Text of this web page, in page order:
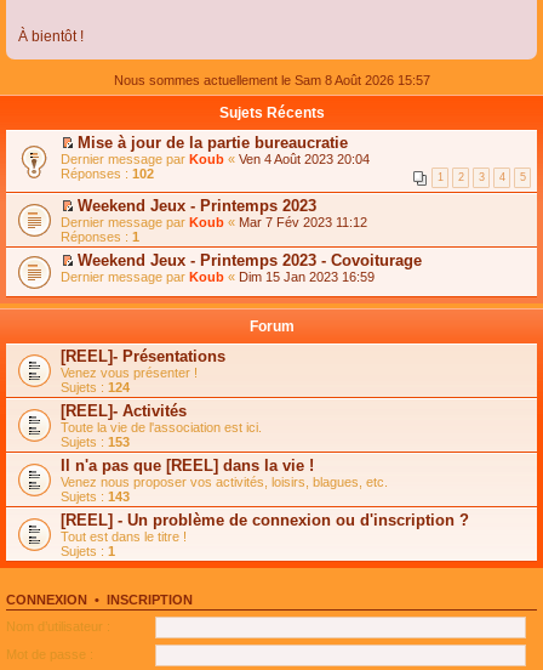
À bientôt !
Nous sommes actuellement le Sam 8 Août 2026 15:57
Sujets Récents
C
o
n
s
u
l
t
e
r
l
e
s
s
a
g
e
n
o
n
l
u
l
e
p
l
u
s
é
c
e
n
t
Mise à jour de la partie bureaucratie
Dernier message par Koub « Ven 4 Août 2023 20:04
Réponses : 102 1 2 3 4 5
C
o
n
s
u
t
l
e
m
e
s
s
a
g
e
n
o
n
l
u
l
e
l
u
s
é
Weekend Jeux - Printemps 2023
Dernier message par Koub « Mar 7 Fév 2023 11:12
Réponses : 1
C
n
l
t
e
r
l
e
m
e
s
s
a
g
e
n
o
n
u
l
e
l
Weekend Jeux - Printemps 2023 - Covoiturage
Dernier message par Koub « Dim 15 Jan 2023 16:59
Forum
[REEL]- Présentations
Venez vous présenter !
Sujets : 124
[REEL]- Activités
Toute la vie de l'association est ici.
Sujets : 153
Il n'a pas que [REEL] dans la vie !
Venez nous proposer vos activités, loisirs, blagues, etc.
Sujets : 143
[REEL] - Un problème de connexion ou d'inscription ?
Tout est dans le titre !
Sujets : 1
CONNEXION • INSCRIPTION
Nom d’utilisateur :
Mot de passe :